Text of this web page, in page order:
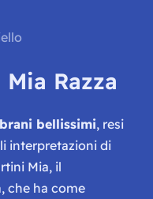
Mia Razza
bellissimi, resi
interpretazioni di
Mia, il
che ha come